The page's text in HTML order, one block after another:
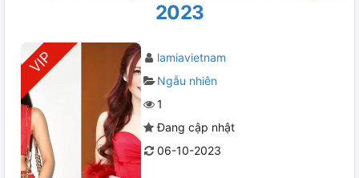
2023
lamiavietnam
Ngẫu nhiên
1
Đang cập nhật
06-10-2023